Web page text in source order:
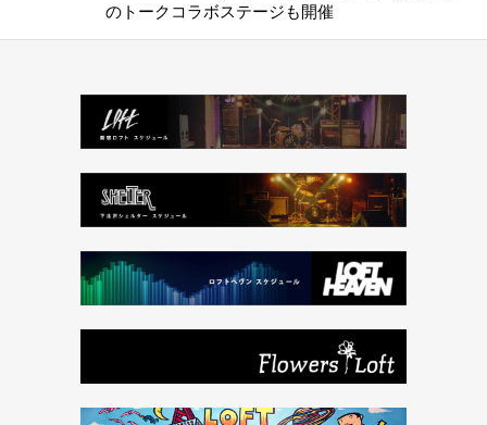
のトークコラボステージも開催